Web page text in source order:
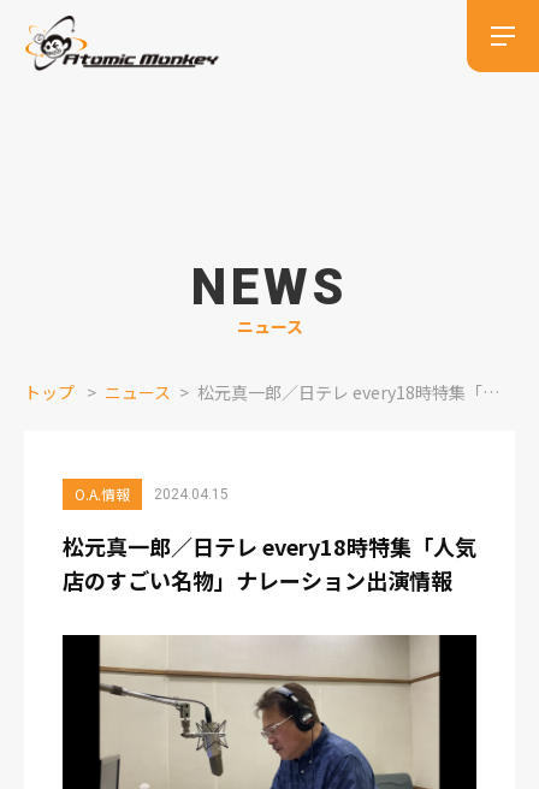
NEWS
ニュース
トップ ニュース 松元真一郎／日テレ every18時特集「人気店のすごい名物」ナレーション出演情報
O.A.情報 2024.04.15
松元真一郎／日テレ every18時特集「人気
店のすごい名物」ナレーション出演情報